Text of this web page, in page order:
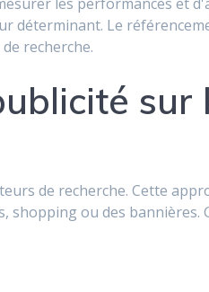
déterminant. Le
recherche.
sur
de recherche. Cette
shopping ou des bannières.